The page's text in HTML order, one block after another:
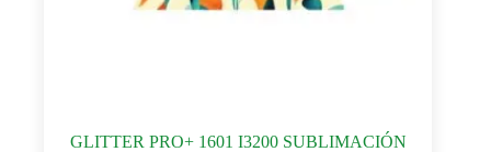
GLITTER PRO+ 1601 I3200 SUBLIMACIÓN